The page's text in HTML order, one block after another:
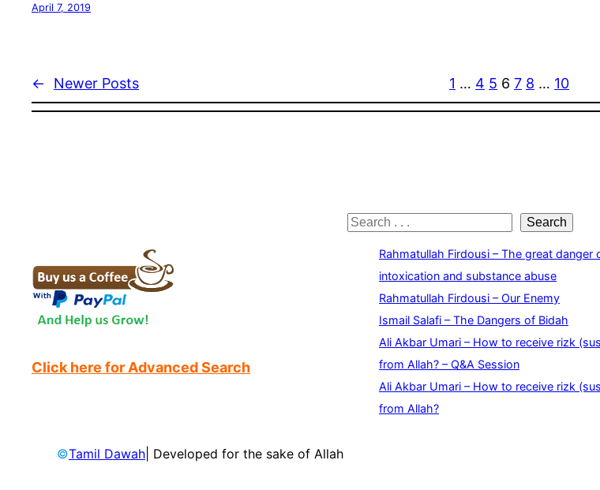
April 7, 2019
← Newer Posts 1 … 4 5 6 7 8 … 10
Click here for Advanced Search
S
Search
Rahmatullah Firdousi – The great danger
intoxication and substance abuse
Rahmatullah Firdousi – Our Enemy
Ismail Salafi – The Dangers of Bidah
Ali Akbar Umari – How to receive rizk
from Allah? – Q&A Session
Ali Akbar Umari – How to receive rizk
from Allah?
©Tamil Dawah | Developed for the sake of Allah